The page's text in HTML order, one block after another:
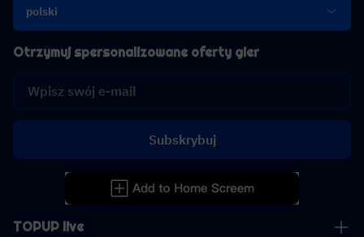
polski
TOPUP live
Otrzymuj spersonalizowane oferty gier
Subskrybuj